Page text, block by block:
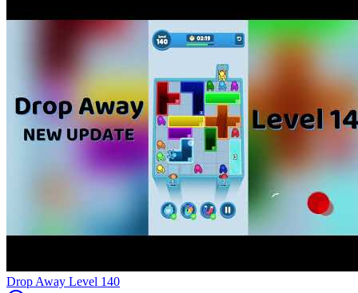
Level 140